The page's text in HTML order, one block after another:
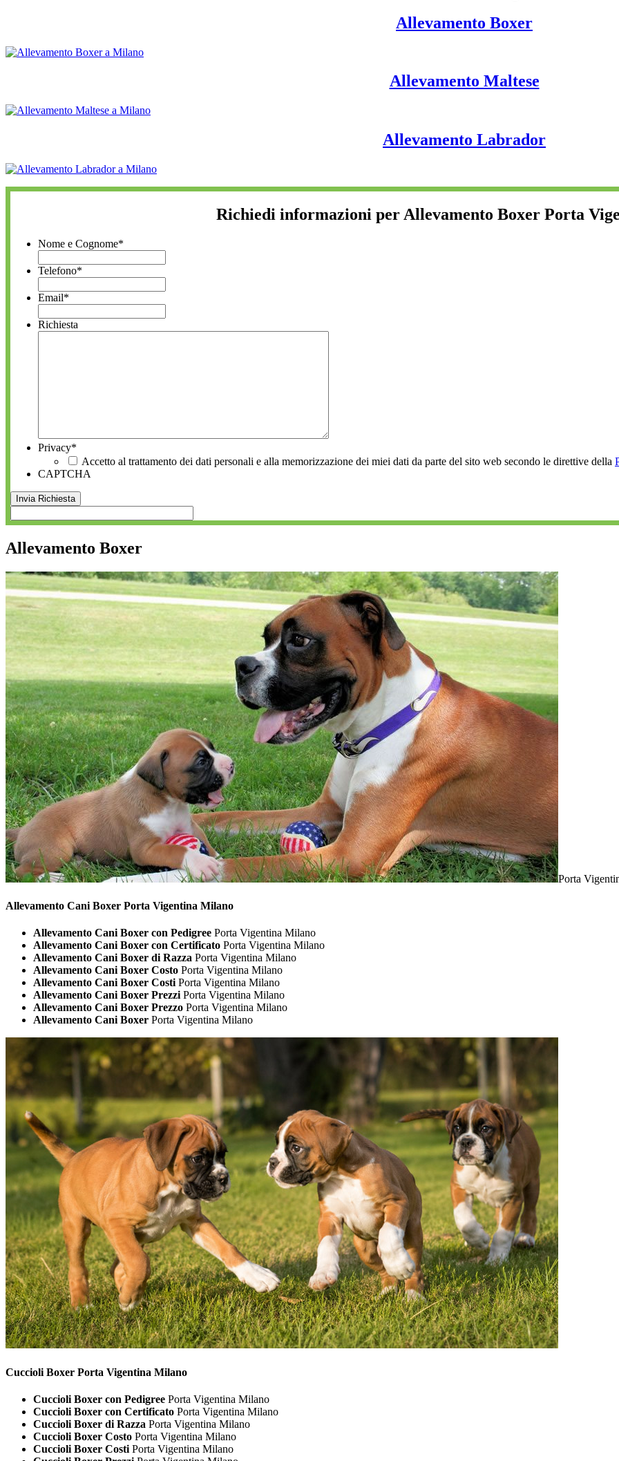
Allevamento Boxer
Allevamento Maltese
Allevamento Labrador
Richiedi informazioni per Allevamento Boxer Porta
Nome e Cognome*
Telefono*
Email*
Richiesta
Privacy*
Accetto al trattamento dei dati personali e alla memorizzazione dei miei dati da parte del sito web secondo le direttive della
CAPTCHA
Allevamento Boxer
Porta
Allevamento Cani Boxer Porta Vigentina Milano
Allevamento Cani Boxer con Pedigree Porta Vigentina Milano
Allevamento Cani Boxer con Certificato Porta Vigentina Milano
Allevamento Cani Boxer di Razza Porta Vigentina Milano
Allevamento Cani Boxer Costo Porta Vigentina Milano
Allevamento Cani Boxer Costi Porta Vigentina Milano
Allevamento Cani Boxer Prezzi Porta Vigentina Milano
Allevamento Cani Boxer Prezzo Porta Vigentina Milano
Allevamento Cani Boxer Porta Vigentina Milano
Cuccioli Boxer Porta Vigentina Milano
Cuccioli Boxer con Pedigree Porta Vigentina Milano
Cuccioli Boxer con Certificato Porta Vigentina Milano
Cuccioli Boxer di Razza Porta Vigentina Milano
Cuccioli Boxer Costo Porta Vigentina Milano
Cuccioli Boxer Costi Porta Vigentina Milano